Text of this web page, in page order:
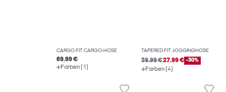
CARGO FIT CARGO-HOSE
69.99 €
Farben (1)
TAPERED FIT JOGGINGHOSE
39.99 €27.99 € -30%
Farben (4)